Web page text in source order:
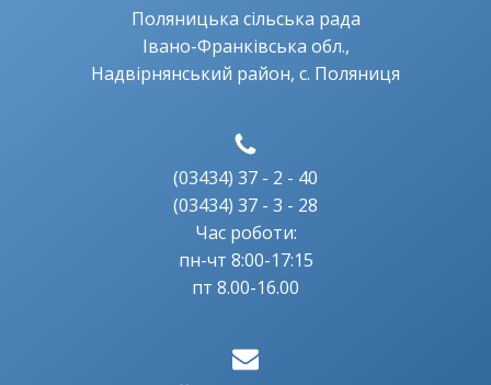
Поляницька сільська рада
Івано-Франківська обл.,
Надвірнянський район, с. Поляниця
(03434) 37 - 2 - 40
(03434) 37 - 3 - 28
Час роботи:
пн-чт 8:00-17:15
пт 8.00-16.00